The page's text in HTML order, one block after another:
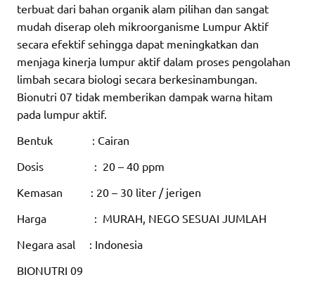
terbuat dari bahan organik alam pilihan dan sangat
mudah diserap oleh mikroorganisme Lumpur Aktif
secara efektif sehingga dapat meningkatkan dan
menjaga kinerja lumpur aktif dalam proses pengolahan
limbah secara biologi secara berkesinambungan.
Bionutri 07 tidak memberikan dampak warna hitam
pada lumpur aktif.
Bentuk : Cairan
Dosis : 20 – 40 ppm
Kemasan : 20 – 30 liter / jerigen
Harga : MURAH, NEGO SESUAI JUMLAH
Negara asal : Indonesia
BIONUTRI 09